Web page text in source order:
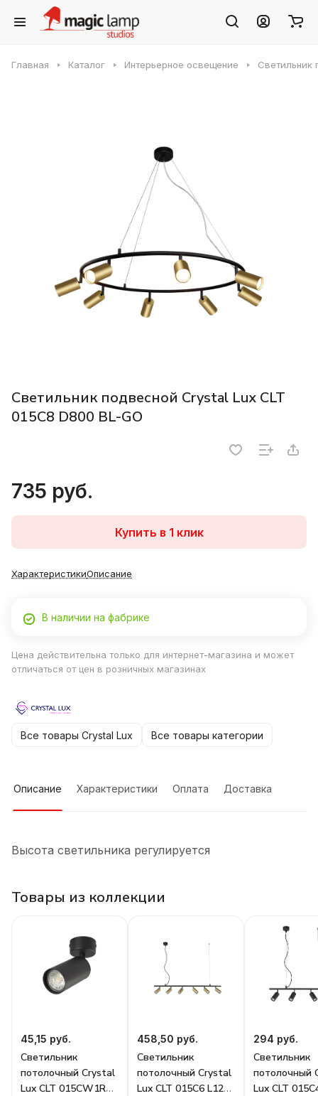
Главная Каталог Интерьерное освещение Светильник
Светильник подвесной Crystal Lux CLT
015C8 D800 BL-GO
735 руб.
Купить в 1 клик
ХарактеристикиОписание
В наличии на фабрике
Цена действительна только для интернет-магазина и может
отличаться от цен в розничных магазинах
Все товары Crystal Lux Все товары категории
Описание Характеристики Оплата Доставка
Высота светильника регулируется
Товары из коллекции
45,15 руб.
Светильник
потолочный Crystal
Lux CLT 015CW1R
458,50 руб.
Светильник
потолочный Crystal
Lux CLT 015C6 L1200
294 руб.
Светильник
потолочный
Lux CLT